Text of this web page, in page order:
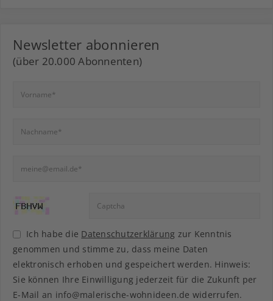
Newsletter abonnieren
(über 20.000 Abonnenten)
Ich habe die Datenschutzerklärung zur Kenntnis
genommen und stimme zu, dass meine Daten
elektronisch erhoben und gespeichert werden. Hinweis:
Sie können Ihre Einwilligung jederzeit für die Zukunft per
E-Mail an info@malerische-wohnideen.de widerrufen.